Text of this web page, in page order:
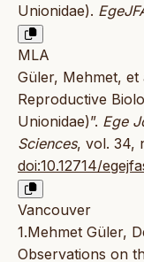
Unionidae).
MLA
Güler, Mehmet, et
Reproductive
Unionidae)”. Ege
Sciences, vol. 34,
doi:10.12714/
Vancouver
1.Mehmet Güler,
Observations on